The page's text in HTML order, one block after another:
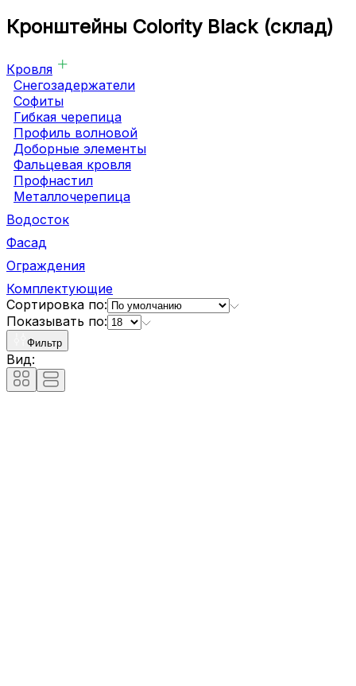
Кронштейны Colority Black (склад)
Кровля
Снегозадержатели
Софиты
Гибкая черепица
Профиль волновой
Доборные элементы
Фальцевая кровля
Профнастил
Металлочерепица
Водосток
Фасад
Ограждения
Комплектующие
Сортировка по:
Показывать по:
Фильтр
Вид: